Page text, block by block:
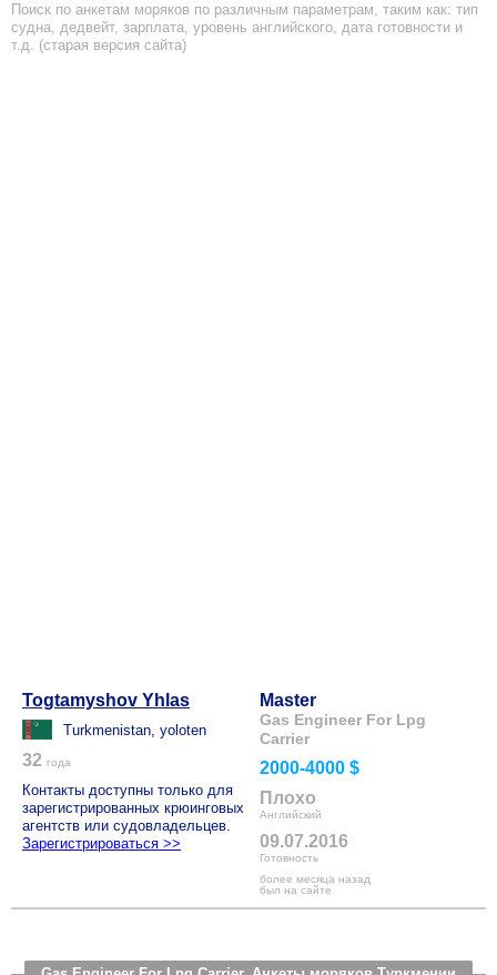
Поиск по анкетам моряков по различным параметрам, таким как: тип
судна, дедвейт, зарплата, уровень английского, дата готовности и
т.д. (старая версия сайта)
Togtamyshov Yhlas
Turkmenistan, yoloten
32 года
Контакты доступны только для
зарегистрированных крюинговых
агентств или судовладельцев.
Зарегистрироваться >>
Master
Gas Engineer For Lpg
Carrier
2000-4000 $
Плохо
Английский
09.07.2016
Готовность
более месяца назад
был на сайте